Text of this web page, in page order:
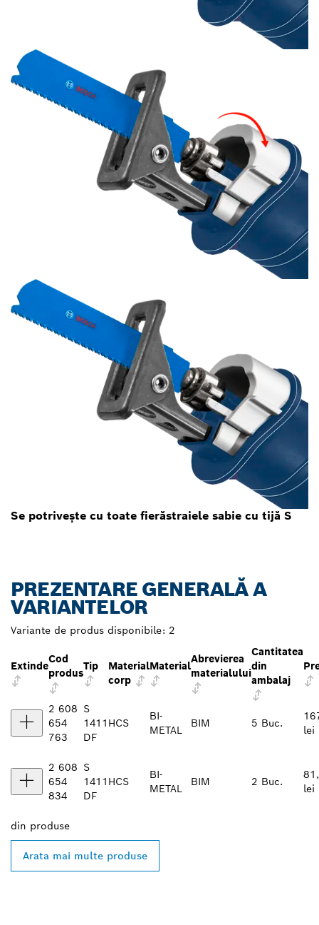
Se potrivește cu toate fierăstraiele sabie cu tijă S
PREZENTARE GENERALĂ A
VARIANTELOR
Variante de produs disponibile: 2
Extinde
Cod
produs
Tip
Material
corp
Material
Abrevierea
materialului
Cantitatea
din
ambalaj
2 608
654
763
S
1411
DF
HCS
BI-
METAL
BIM 5 Buc.
lei
2 608
654
834
S
1411
DF
HCS
BI-
METAL
BIM 2 Buc.
lei
din produse
Arata mai multe produse